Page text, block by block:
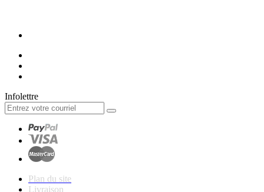
Infolettre
Plan du site
Livraison